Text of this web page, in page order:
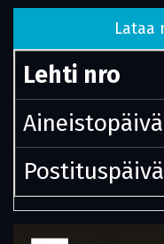
Lataa
Lehti nro
Aineistopäivä
Postituspäivä